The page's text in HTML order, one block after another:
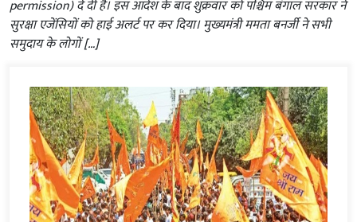
permission) दे दी है। इस आदेश के बाद शुक्रवार को पश्चिम बंगाल सरकार ने
सुरक्षा एजेंसियों को हाई अलर्ट पर कर दिया। मुख्यमंत्री ममता बनर्जी ने सभी
समुदाय के लोगों […]